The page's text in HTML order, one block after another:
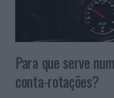
Para que serve
conta-rotações?